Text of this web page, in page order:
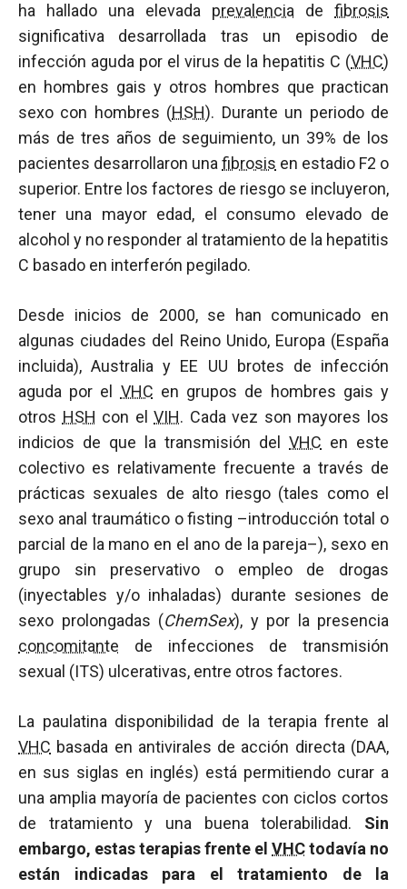
ha hallado una elevada prevalencia de fibrosis
significativa desarrollada tras un episodio de
infección aguda por el virus de la hepatitis C (VHC)
en hombres gais y otros hombres que practican
sexo con hombres (HSH). Durante un periodo de
más de tres años de seguimiento, un 39% de los
pacientes desarrollaron una fibrosis en estadio F2 o
superior. Entre los factores de riesgo se incluyeron,
tener una mayor edad, el consumo elevado de
alcohol y no responder al tratamiento de la hepatitis
C basado en interferón pegilado.
Desde inicios de 2000, se han comunicado en
algunas ciudades del Reino Unido, Europa (España
incluida), Australia y EE UU brotes de infección
aguda por el VHC en grupos de hombres gais y
otros HSH con elVIH. Cada vez son mayores los
indicios de que la transmisión del VHC en este
colectivo es relativamente frecuente a través de
prácticas sexuales de alto riesgo (tales como el
sexo anal traumático o fisting –introducción total o
parcial de la mano en el ano de la pareja–), sexo en
grupo sin preservativo o empleo de drogas
(inyectables y/o inhaladas) durante sesiones de
sexo prolongadas (ChemSex), y por la presencia
concomitante de infecciones de transmisión
sexual (ITS) ulcerativas, entre otros factores.
La paulatina disponibilidad de la terapia frente al
VHC basada en antivirales de acción directa (DAA,
en sus siglas en inglés) está permitiendo curar a
una amplia mayoría de pacientes con ciclos cortos
de tratamiento y una buena tolerabilidad. Sin
embargo, estas terapias frente el VHCtodavía no
están indicadas para el tratamiento de la